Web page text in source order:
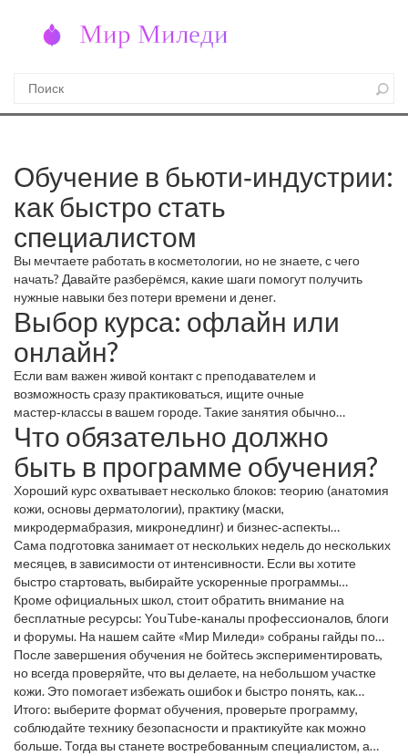
Обучение в бьюти‑индустрии:
как быстро стать
специалистом
Вы мечтаете работать в косметологии, но не знаете, с чего
начать? Давайте разберёмся, какие шаги помогут получить
нужные навыки без потери времени и денег.
Выбор курса: офлайн или
онлайн?
Если вам важен живой контакт с преподавателем и
возможность сразу практиковаться, ищите очные
мастер‑классы в вашем городе. Такие занятия обычно
включают «практику под наблюдением», где инструктор
поправит технику в реальном времени. Онлайн‑курсы же
удобно совмещать с работой или учёбой. Главное, проверяйте
наличие видеоматериалов, живых вебинаров и обратной связи.
Не забудьте спросить у организаторов, какие сертификаты
выдаются после окончания – они часто нужны для
трудоустройства.
Что обязательно должно
быть в программе обучения?
Хороший курс охватывает несколько блоков: теорию (анатомия
кожи, основы дерматологии), практику (маски,
микродермабразия, микронедлинг) и бизнес‑аспекты
(маркетинг, работа с клиентом). Если в программе есть раздел
«безопасность процедур», это плюс – вы узнаете, какие
инструменты нужны, как стерилизовать их и какие
противопоказания существуют. Не игнорируйте также модуль
«инструменты и расходники»: знание, где купить качественный
продукт, сэкономит ваш бюджет.
Сама подготовка занимает от нескольких недель до нескольких
месяцев, в зависимости от интенсивности. Если вы хотите
быстро стартовать, выбирайте ускоренные программы
(интенсивы). Они часто включают домашние задания, которые
помогут закрепить материал без лишних задержек.
Кроме официальных школ, стоит обратить внимание на
бесплатные ресурсы: YouTube‑каналы профессионалов, блоги
и форумы. На нашем сайте «Мир Миледи» собраны гайды по
домашнему уходу, примеры процедур и ответы на вопросы о
лицензиях. Используйте их как дополнение к основному курсу.
После завершения обучения не бойтесь экспериментировать,
но всегда проверяйте, что вы делаете, на небольшом участке
кожи. Это помогает избежать ошибок и быстро понять, как
реагируют ваши клиенты.
Итого: выберите формат обучения, проверьте программу,
соблюдайте технику безопасности и практикуйте как можно
больше. Тогда вы станете востребованным специалистом, а